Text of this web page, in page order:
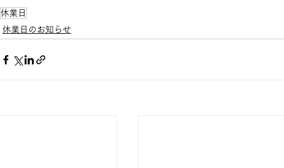
休業日
休業日のお知らせ